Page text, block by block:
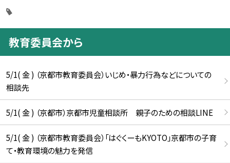
教育委員会から
5/1( 金 ) （京都市教育委員会）いじめ・暴力行為などについての
相談先
5/1( 金 ) （京都市）京都市児童相談所 親子のための相談LINE
5/1( 金 ) （京都市教育委員会）「はぐくーもKYOTO」京都市の子育
て・教育環境の魅力を発信